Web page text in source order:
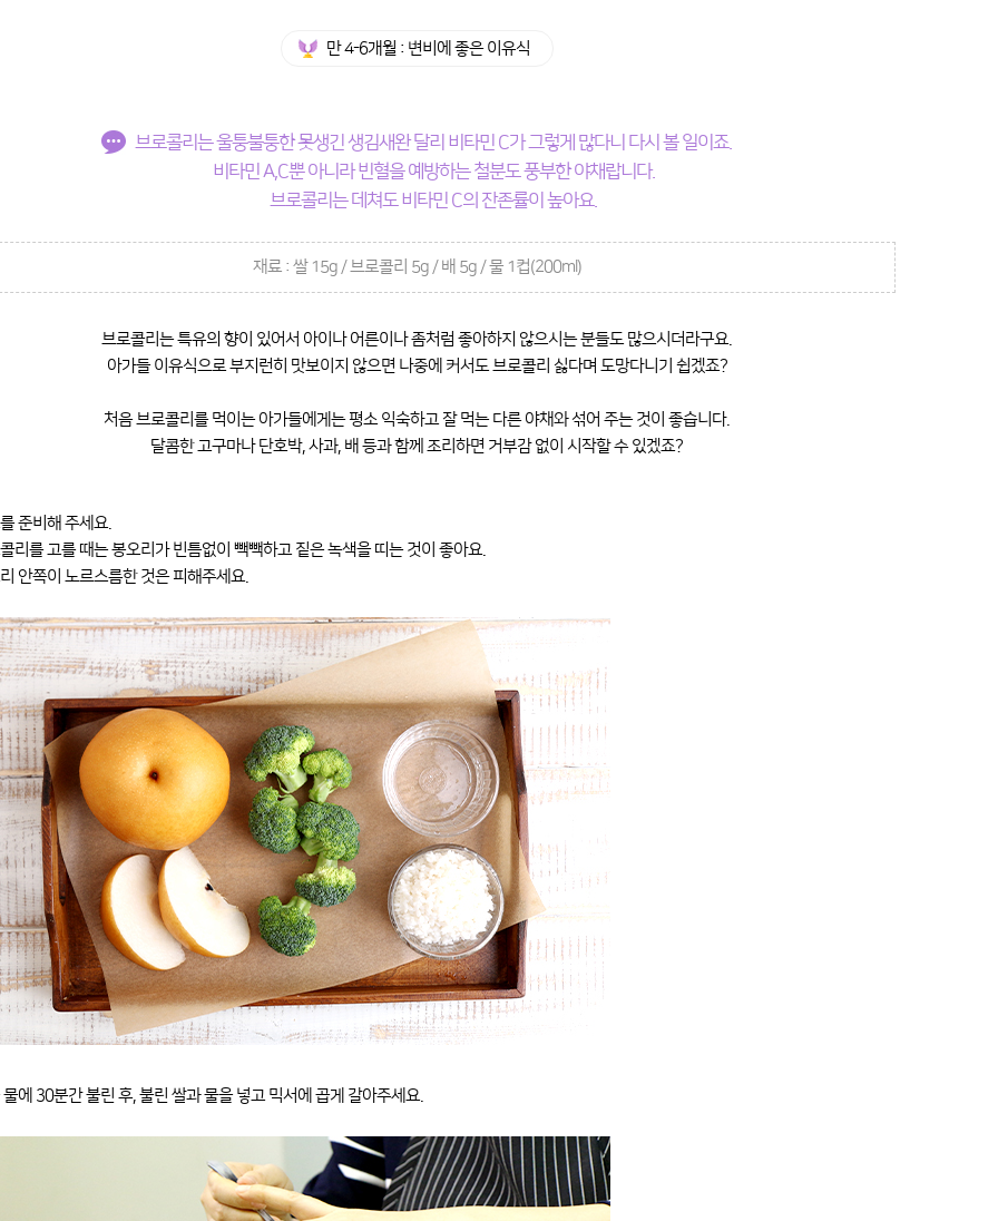
만 4-6개월 : 변비에 좋은 이유식
브로콜리는 울퉁불퉁한 못생긴 생김새완 달리 비타민 C가 그렇게 많다니 다시 볼 일이죠.
비타민 A,C뿐 아니라 빈혈을 예방하는 철분도 풍부한 야채랍니다.
브로콜리는 데쳐도 비타민 C의 잔존률이 높아요.
재료 : 쌀 15g / 브로콜리 5g / 배 5g / 물 1컵(200ml)
브로콜리는 특유의 향이 있어서 아이나 어른이나 좀처럼 좋아하지 않으시는 분들도 많으시더라구요.
아가들 이유식으로 부지런히 맛보이지 않으면 나중에 커서도 브로콜리 싫다며 도망다니기 쉽겠죠?
처음 브로콜리를 먹이는 아가들에게는 평소 익숙하고 잘 먹는 다른 야채와 섞어 주는 것이 좋습니다.
달콤한 고구마나 단호박, 사과, 배 등과 함께 조리하면 거부감 없이 시작할 수 있겠죠?
준비해 주세요.
리를 고를 때는 봉오리가 빈틈없이 빽빽하고 짙은 녹색을 띠는 것이 좋아요.
안쪽이 노르스름한 것은 피해주세요.
물에 30분간 불린 후, 불린 쌀과 물을 넣고 믹서에 곱게 갈아주세요.